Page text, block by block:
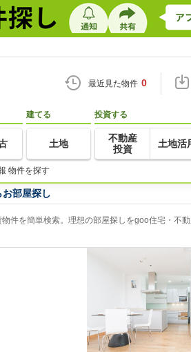
最近見た物件 0
建てる
土地
投資する
不動産
投資
土地活
物件を探す
部屋探し
件を簡単検索。理想の部屋探しをgoo住宅・不